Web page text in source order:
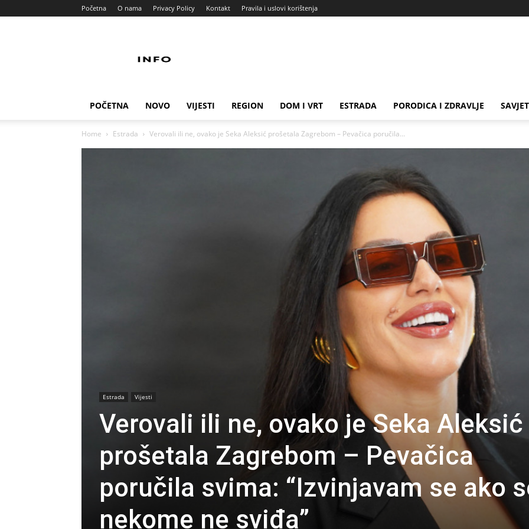
Početna O nama Privacy Policy Kontakt Pravila i uslovi korištenja
POČETNA NOVO VIJESTI REGION DOM I VRT ESTRADA PORODICA I ZDRAVLJE
Home Estrada Verovali ili ne, ovako je Seka Aleksić prošetala Zagrebom – Pevačica poručila...
Estrada Vijesti
Verovali ili ne, ovako je Seka Aleksić
prošetala Zagrebom – Pevačica
poručila svima: “Izvinjavam se ako
nekome ne sviđa”